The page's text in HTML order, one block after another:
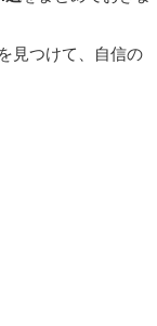
見つけて、自信の